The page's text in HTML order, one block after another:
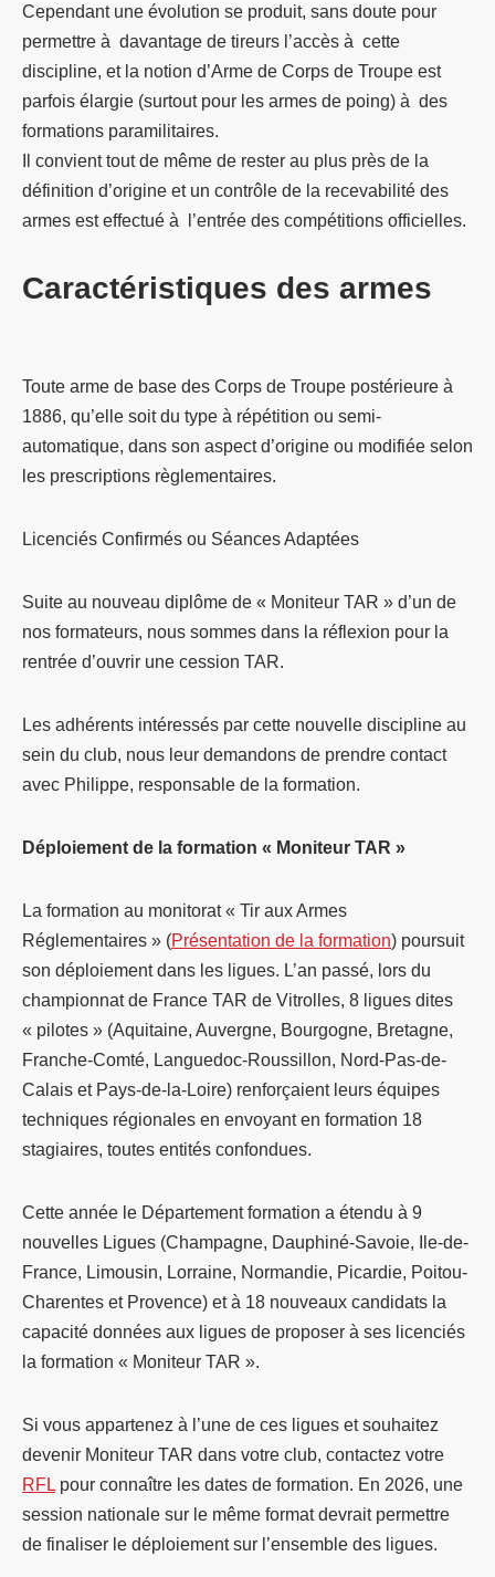
Cependant une évolution se produit, sans doute pour
permettre à davantage de tireurs l’accès à cette
discipline, et la notion d’Arme de Corps de Troupe est
parfois élargie (surtout pour les armes de poing) à des
formations paramilitaires.
Il convient tout de même de rester au plus près de la
définition d’origine et un contrôle de la recevabilité des
armes est effectué à l’entrée des compétitions officielles.
Caractéristiques des armes
Toute arme de base des Corps de Troupe postérieure à
1886, qu’elle soit du type à répétition ou semi-
automatique, dans son aspect d’origine ou modifiée selon
les prescriptions règlementaires.
Licenciés Confirmés ou Séances Adaptées
Suite au nouveau diplôme de « Moniteur TAR » d’un de
nos formateurs, nous sommes dans la réflexion pour la
rentrée d’ouvrir une cession TAR.
Les adhérents intéressés par cette nouvelle discipline au
sein du club, nous leur demandons de prendre contact
avec Philippe, responsable de la formation.
Déploiement de la formation « Moniteur TAR »
La formation au monitorat « Tir aux Armes
Réglementaires » (Présentation de la formation) poursuit
son déploiement dans les ligues. L’an passé, lors du
championnat de France TAR de Vitrolles, 8 ligues dites
« pilotes » (Aquitaine, Auvergne, Bourgogne, Bretagne,
Franche-Comté, Languedoc-Roussillon, Nord-Pas-de-
Calais et Pays-de-la-Loire) renforçaient leurs équipes
techniques régionales en envoyant en formation 18
stagiaires, toutes entités confondues.
Cette année le Département formation a étendu à 9
nouvelles Ligues (Champagne, Dauphiné-Savoie, Ile-de-
France, Limousin, Lorraine, Normandie, Picardie, Poitou-
Charentes et Provence) et à 18 nouveaux candidats la
capacité données aux ligues de proposer à ses licenciés
la formation « Moniteur TAR ».
Si vous appartenez à l’une de ces ligues et souhaitez
devenir Moniteur TAR dans votre club, contactez votre
RFL pour connaître les dates de formation. En 2026, une
session nationale sur le même format devrait permettre
de finaliser le déploiement sur l’ensemble des ligues.